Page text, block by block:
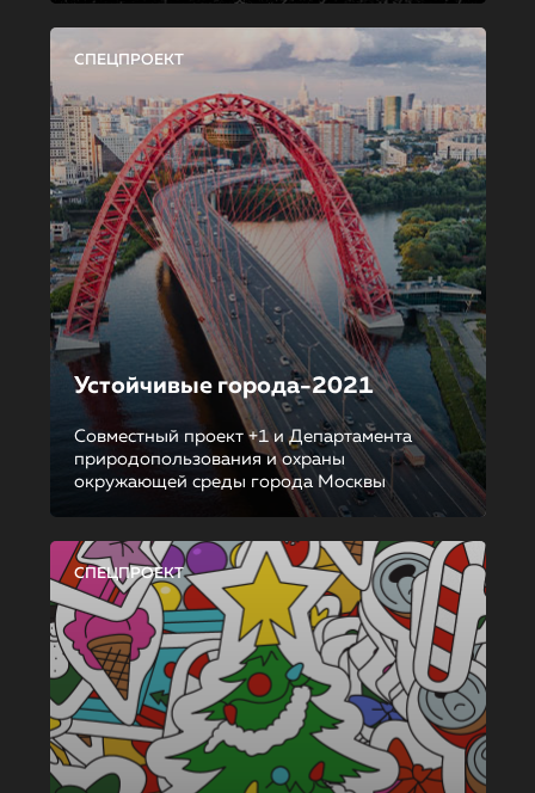
СПЕЦПРОЕКТ
Устойчивые города-2021
Совместный проект +1 и Департамента
природопользования и охраны
окружающей среды города Москвы
СПЕЦПРОЕКТ